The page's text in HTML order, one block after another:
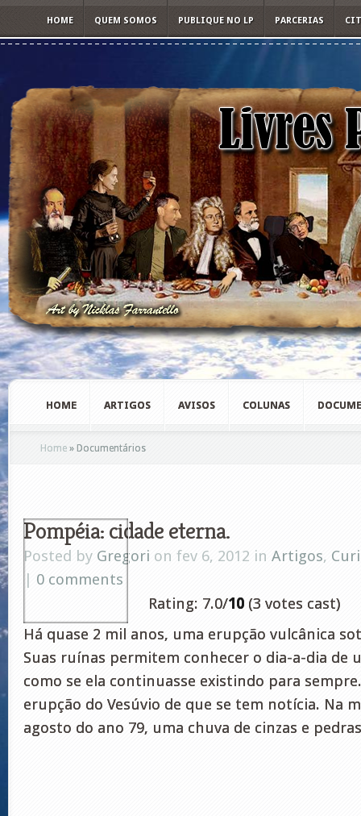
HOME QUEM SOMOS PUBLIQUE NO LP PARCERIAS
HOME ARTIGOS AVISOS COLUNAS
Home » Documentários
Pompéia: cidade eterna.
Posted by Gregori on fev 6, 2012 in Artigos,
| 0 comments
Rating: 7.0/10 (3 votes cast)
Há quase 2 mil anos, uma erupção vulcânica
Suas ruínas permitem conhecer o dia-a-dia de
como se ela continuasse existindo para
erupção do Vesúvio de que se tem notícia. Na
agosto do ano 79, uma chuva de cinzas e